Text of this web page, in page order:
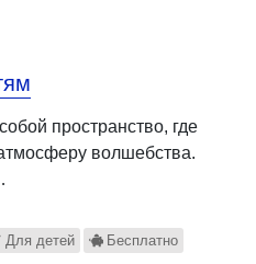
пространство, где
волшебства.
Для детей
Бесплатно